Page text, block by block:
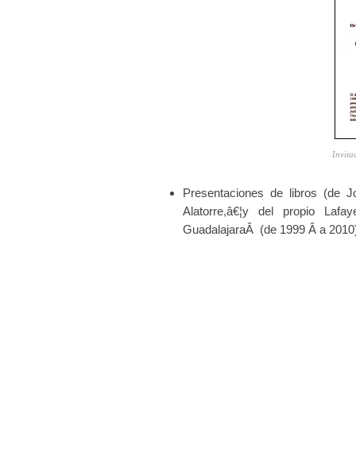
Presentaciones de libros (de
Alatorre,â€¦y del propio
GuadalajaraÂ (de 1999 Â a